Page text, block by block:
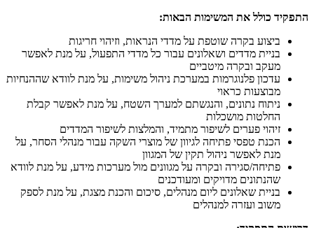
התפקיד כולל את המשימות הבאות:
ביצוע בקרה שוטפת על מדדי הנראות, וזיהוי חריגות
בניית מדדים ושאלונים עבור כל מדדי התפעול, על מנת לאפשר
מעקב ובקרה מיטביים
עדכון פלנוגרמות במערכת ניהול משימות, על מנת לוודא שההנחיות
מבוצעות כראוי
ניתוח נתונים, והנגשתם למערך השטח, על מנת לאפשר קבלת
החלטות מושכלות
זיהוי פערים לשיפור מתמיד, והמלצות לשיפור המדדים
הכנת טפסי פתיחה לגיוון של מוצרי השקה עבור מנהלי הסחר, על
מנת לאפשר ניהול תקין של המגוון
פתיחה/סגירה ובקרה על מגוונים מול מערכות מידע, על מנת לוודא
שהנתונים מדויקים ומעודכנים
בניית שאלונים ליום מנהלים, סיכום והכנת מצגת, על מנת לספק
משוב ועזרה למנהלים